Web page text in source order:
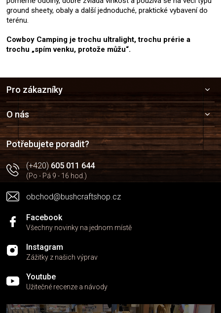
ground sheety, obaly a další jednoduché, praktické vybavení do
terénu.
Cowboy Camping je trochu ultralight, trochu prérie a
trochu „spím venku, protože můžu“.
a
t
í
Pro zákazníky
O nás
Potřebujete poradit?
(+420)605 011 644
(Po - Pá 9 - 16 hod.)
obchod@bushcraftshop.cz
Facebook
Všechny novinky na jednom místě
Instagram
Zážitky z našich výprav
Youtube
Užitečné recenze a návody